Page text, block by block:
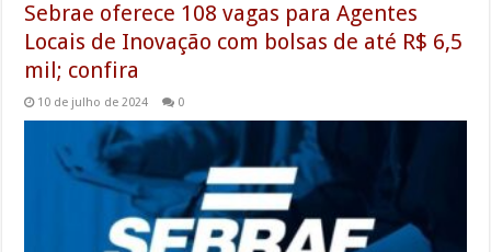
Sebrae oferece 108 vagas para Agentes
Locais de Inovação com bolsas de até R$ 6,5
mil; confira
10 de julho de 2024 0